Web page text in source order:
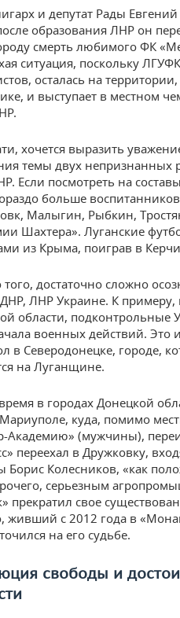
и депутат Рады
образования ЛНР он
смерть любимого ФК
ситуация, поскольку
осталась на
и выступает в местном
хочется выразить
темы двух непризнанных
Если посмотреть на
больше
Малыгин, Рыбкин,
Шахтера». Луганские
из Крыма, поиграв в
достаточно сложно
ЛНР Украине. К примеру,
области, подконтрольные
военных действий. Это
в Северодонецке, городе,
на Луганщине.
в городах Донецкой
куда, помимо
Академию» (мужчины),
переехал в Дружковку,
Борис Колесников, «как
серьезным
прекратил свое
живший с 2012 года в
на его судьбе.
свободы и